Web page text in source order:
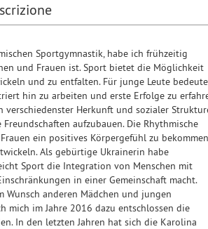
Sportgymnastik, habe ich frühzeitig
und Frauen ist. Sport bietet die Möglichkeit
und zu entfalten. Für junge Leute
hin zu arbeiten und erste Erfolge zu
verschiedenster Herkunft und sozialer
aufzubauen. Die Rhythmische
ein positives Körpergefühl zu bekommen
Als gebürtige Ukrainerin habe
Sport die Integration von Menschen mit
in einer Gemeinschaft macht.
Wunsch anderen Mädchen und jungen
mich im Jahre 2016 dazu entschlossen die
In den letzten Jahren hat sich die Karolina